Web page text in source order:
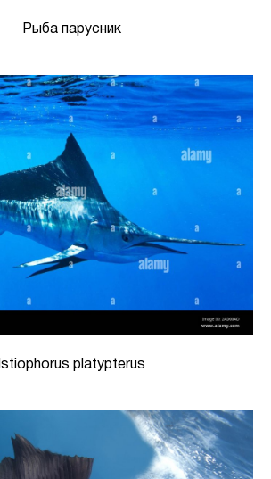
Рыба парусник
Istiophorus platypterus